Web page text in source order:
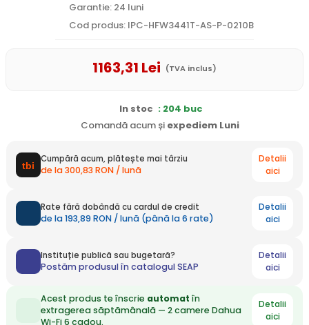
Garantie: 24 luni
Cod produs: IPC-HFW3441T-AS-P-0210B
1163,31 Lei (TVA inclus)
In stoc : 204 buc
Comandă acum și expediem Luni
Cumpără acum, plătește mai târziu
de la 300,83 RON / lună
Detalii
aici
Rate fără dobândă cu cardul de credit
de la 193,89 RON / lună (până la 6 rate)
Detalii
aici
Instituție publică sau bugetară?
Postăm produsul în catalogul SEAP
Detalii
aici
Acest produs te înscrie automat în
extragerea săptămânală — 2 camere Dahua
Wi-Fi 6 cadou.
Detalii
aici